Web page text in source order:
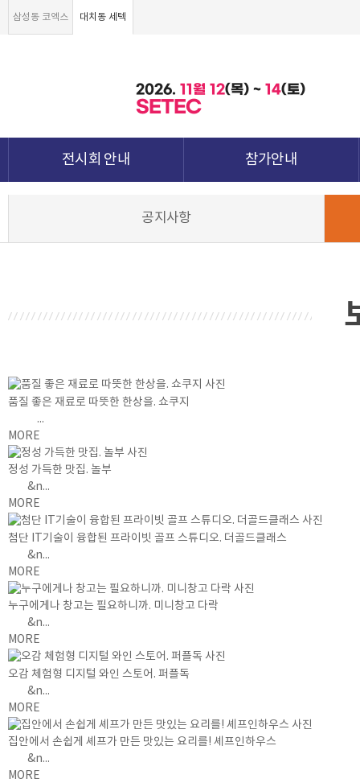
삼성동 코엑스 대치동 세텍
2026. 11월 12(목) ~ 14(토)
SETEC
전시회 안내 참가안내
공지사항
품질 좋은 재료로 따뜻한 한상을. 쇼쿠지
...
MORE
정성 가득한 맛집. 놀부
&n...
MORE
첨단 IT기술이 융합된 프라이빗 골프 스튜디오. 더골드클래스
&n...
MORE
누구에게나 창고는 필요하니까. 미니창고 다락
&n...
MORE
오감 체험형 디지털 와인 스토어. 퍼플독
&n...
MORE
집안에서 손쉽게 셰프가 만든 맛있는 요리를! 셰프인하우스
&n...
MORE